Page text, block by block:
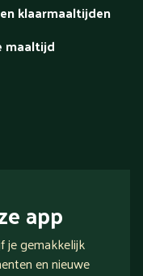
klaarmaaltijden
maaltijd
app
je gemakkelijk
en nieuwe